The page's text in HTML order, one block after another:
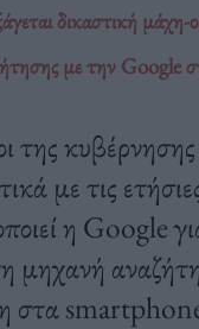
δικαστική μάχη-
με την Google
της κυβέρνησης
με τις
η Google
μηχανή
στα